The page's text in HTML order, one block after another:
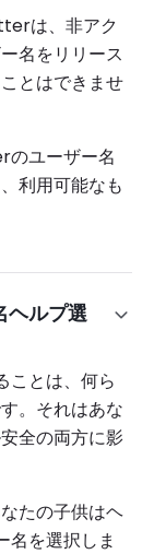
は、非アク
名をリリース
とはできませ
のユーザー名
利用可能なも
ルプ選
ことは、何ら
。それはあな
全の両方に影
たの子供はヘ
を選択しま